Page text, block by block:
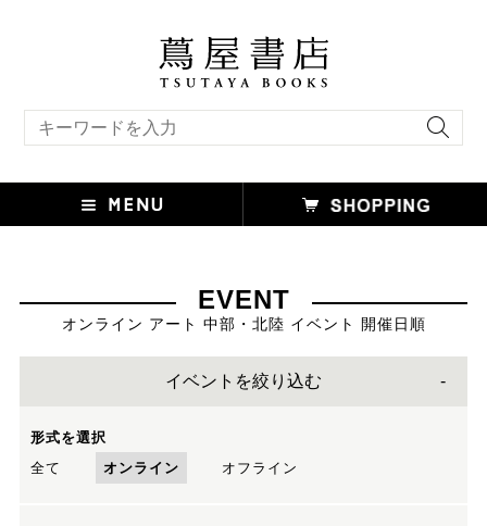
EVENT
オンライン アート 中部・北陸 イベント 開催日順
イベントを絞り込む
形式を選択
全て
オンライン オフライン